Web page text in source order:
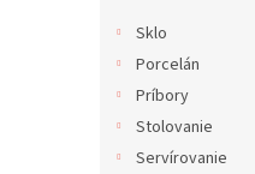
Sklo
Porcelán
Príbory
Stolovanie
Servírovanie